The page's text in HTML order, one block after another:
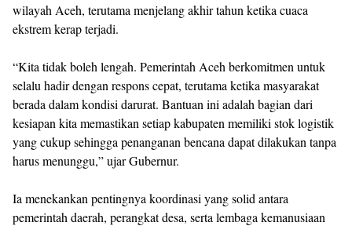
wilayah Aceh, terutama menjelang akhir tahun ketika cuaca
ekstrem kerap terjadi.
“Kita tidak boleh lengah. Pemerintah Aceh berkomitmen untuk
selalu hadir dengan respons cepat, terutama ketika masyarakat
berada dalam kondisi darurat. Bantuan ini adalah bagian dari
kesiapan kita memastikan setiap kabupaten memiliki stok logistik
yang cukup sehingga penanganan bencana dapat dilakukan tanpa
harus menunggu,” ujar Gubernur.
Ia menekankan pentingnya koordinasi yang solid antara
pemerintah daerah, perangkat desa, serta lembaga kemanusiaan